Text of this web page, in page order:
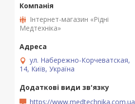
Інтернет-магазин «Рідні
Медтехніка»
ул. Набережно-Корчеватская,
14, Київ, Україна
https://www.medtechnika.com.ua